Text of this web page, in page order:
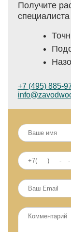
Получите
+7 (495) 885-